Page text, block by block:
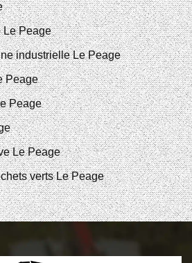
Le Peage
industrielle Le Peage
Peage
Peage
Le Peage
verts Le Peage